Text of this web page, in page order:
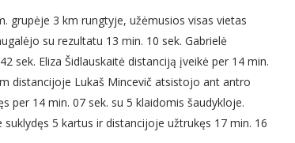
grupėje 3 km rungtyje, užėmusios visas vietas
su rezultatu 13 min. 10 sek. Gabrielė
sek. Eliza Šidlauskaitė distanciją įveikė per 14 min.
distancijoje Lukaš Mincevič atsistojo ant antro
per 14 min. 07 sek. su 5 klaidomis šaudykloje.
5 kartus ir distancijoje užtrukęs 17 min. 16